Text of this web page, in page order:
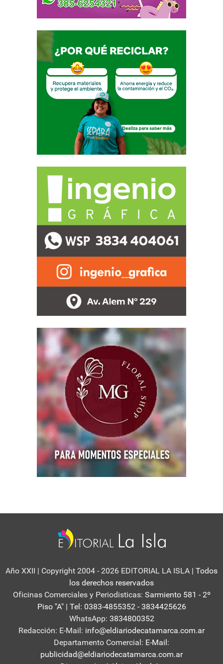
Año XXII | Copyright 2004 - 2026 EDITORIAL LA ISLA | Todos
los derechos reservados
Oficinas Comerciales y Periodisticas: Sarmiento 581 - 2º
Piso "A" | Tel: 0383-4855352 - 3834425626
WhatsApp: 3834800352
Redacción: E-Mail: info@eldiariodecatamarca.com.ar
Departamento Comercial: E-Mail:
publicidad@eldiariodecatamarca.com.ar